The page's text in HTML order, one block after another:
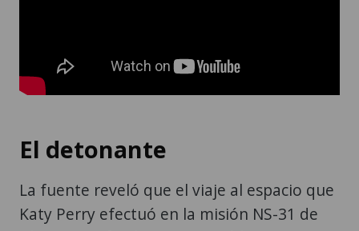
El detonante
La fuente reveló que el viaje al espacio que
Katy Perry efectuó en la misión NS-31 de